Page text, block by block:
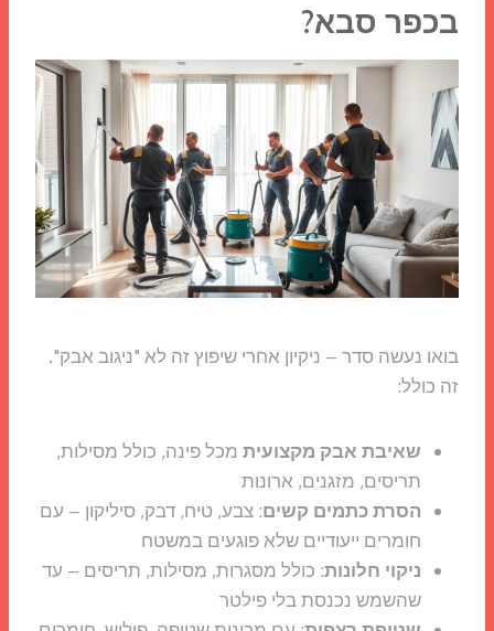
בכפר סבא?
בואו נעשה סדר – ניקיון אחרי שיפוץ זה לא "ניגוב אבק".
זה כולל:
שאיבת אבק מקצועית מכל פינה, כולל מסילות,
תריסים, מזגנים, ארונות
הסרת כתמים קשים: צבע, טיח, דבק, סיליקון – עם
חומרים ייעודיים שלא פוגעים במשטח
ניקוי חלונות: כולל מסגרות, מסילות, תריסים – עד
שהשמש נכנסת בלי פילטר